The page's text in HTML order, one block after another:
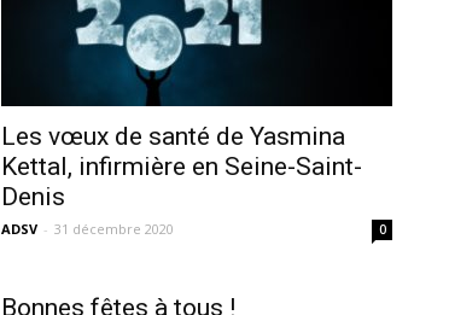
Les vœux de santé de Yasmina
Kettal, infirmière en Seine-Saint-
Denis
ADSV - 31 décembre 2020 0
Bonnes fêtes à tous !